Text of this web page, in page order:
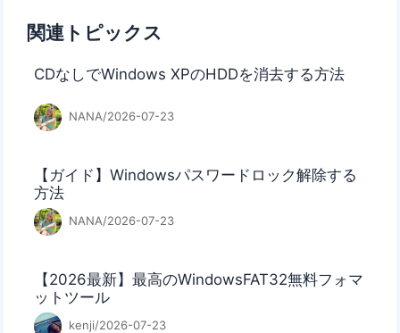
関連トピックス
CDなしでWindows XPのHDDを消去する方法
NANA/2026-07-23
【ガイド】Windowsパスワードロック解除する
方法
NANA/2026-07-23
【2026最新】最高のWindowsFAT32無料フォマ
ットツール
kenji/2026-07-23